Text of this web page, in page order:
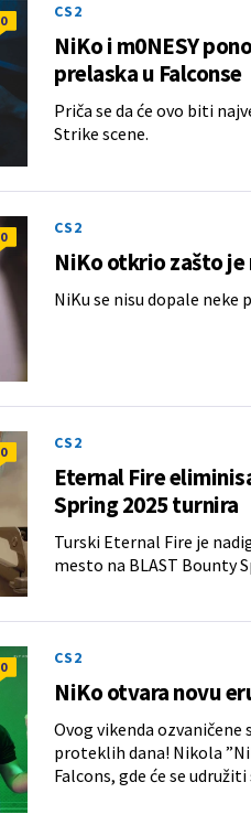
0 CS2
NiKo i m0NESY
prelaska u Falconse
Priča se da će ovo biti
Strike scene.
0 CS2
NiKo otkrio zašto je
NiKu se nisu dopale neke
0 CS2
Eternal Fire
Spring 2025 turnira
Turski Eternal Fire je
mesto na BLAST Bounty
0 CS2
NiKo otvara novu
Ovog vikenda
proteklih dana! Nikola
Falcons, gde će se